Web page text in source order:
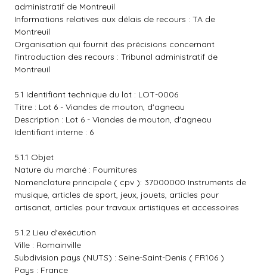
administratif de Montreuil
Informations relatives aux délais de recours : TA de
Montreuil
Organisation qui fournit des précisions concernant
l'introduction des recours : Tribunal administratif de
Montreuil
5.1 Identifiant technique du lot : LOT-0006
Titre : Lot 6 - Viandes de mouton, d'agneau
Description : Lot 6 - Viandes de mouton, d'agneau
Identifiant interne : 6
5.1.1 Objet
Nature du marché : Fournitures
Nomenclature principale ( cpv ): 37000000 Instruments de
musique, articles de sport, jeux, jouets, articles pour
artisanat, articles pour travaux artistiques et accessoires
5.1.2 Lieu d'exécution
Ville : Romainville
Subdivision pays (NUTS) : Seine-Saint-Denis ( FR106 )
Pays : France